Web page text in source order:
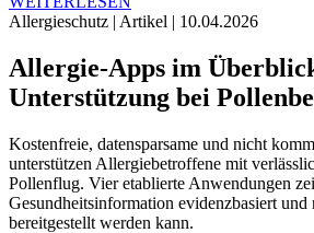
Allergieschutz | Artikel | 10.04.2026
Allergie-Apps im
Unterstützung bei
Kostenfreie, datensparsame und nicht
unterstützen Allergiebetroffene mit
Pollenflug. Vier etablierte Anwendungen
Gesundheitsinformation evidenzbasiert
bereitgestellt werden kann.